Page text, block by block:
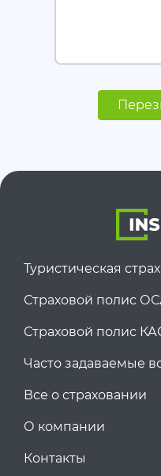
Туристическая
Страховой полис
Страховой полис
Часто задаваемые
Все о страховании
О компании
Контакты